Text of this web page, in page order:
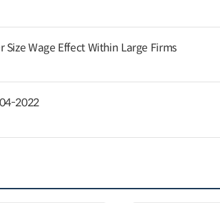
Size Wage Effect Within Large Firms
2022